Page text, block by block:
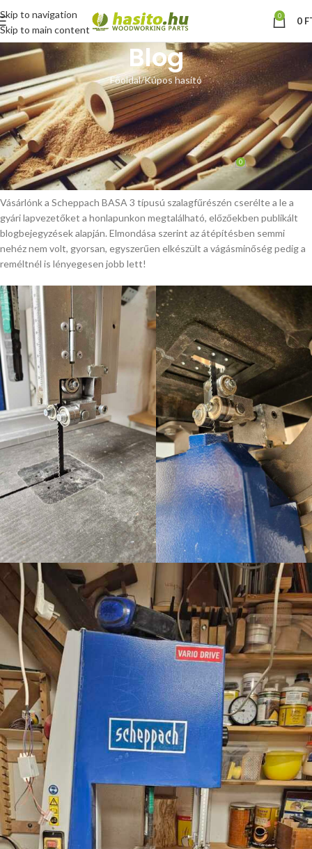
Skip to navigation
Skip to main content
0 0
Blog
Főoldal Kúpos hasító
KÚPOS HASÍTÓ
Scheppach BASA 3 lapvezető
csere – vásárlói fotók
Hoffmann Zsolt Be február 14, 2025 0
Vásárlónk a Scheppach BASA 3 típusú szalagfűrészén cserélte a le a
gyári lapvezetőket a honlapunkon megtalálható, előzőekben publikált
blogbejegyzések alapján. Elmondása szerint az átépítésben semmi
nehéz nem volt, gyorsan, egyszerűen elkészült a vágásminőség pedig a
reméltnél is lényegesen jobb lett!